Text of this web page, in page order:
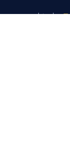
مجله بنیاد میر